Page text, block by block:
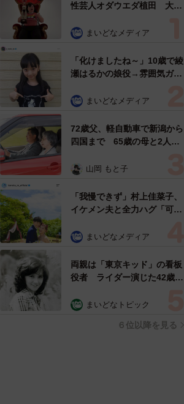
性芸人オダウエダ植田 大学
で」 まいどなメディア
「化けましたね～」10歳で綾
瀬はるかの娘役→雰囲気ガラ
雰囲気が」「宝塚に入れそ
まいどなメディア
72歳父、軽自動車で新潟から
四国まで 65歳の母と2人で
憩まで分刻み… 「大学生で
山岡 もと子
「我慢できず」村上佳菜子、
イケメン夫と全力ハグ「可愛
まいどなメディア
両親は「東京キッド」の看板
役者 ライダー演じた42歳元
ングフォト」計画を明言
まいどなトピック
６位以降を見る